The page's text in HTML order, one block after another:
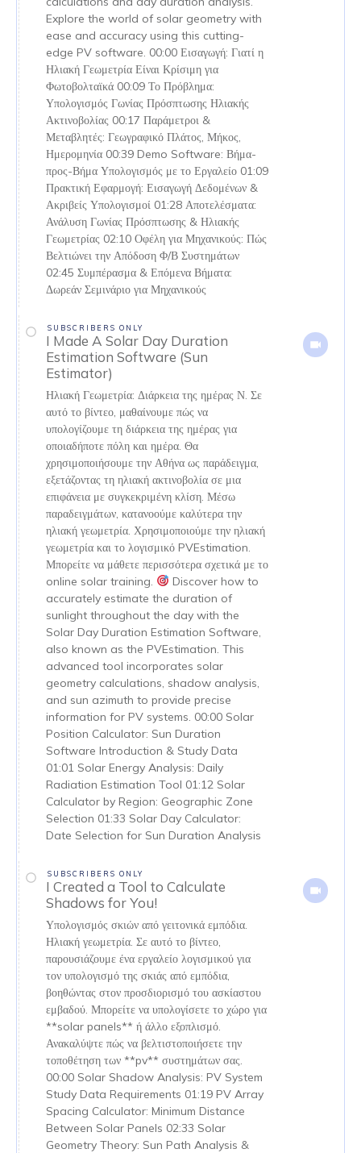
Explore the world of solar geometry with
ease and accuracy using this cutting-
edge PV software. 00:00 Εισαγωγή: Γιατί η
Ηλιακή Γεωμετρία Είναι Κρίσιμη για
Φωτοβολταϊκά 00:09 Το Πρόβλημα:
Υπολογισμός Γωνίας Πρόσπτωσης Ηλιακής
Ακτινοβολίας 00:17 Παράμετροι &
Μεταβλητές: Γεωγραφικό Πλάτος, Μήκος,
Ημερομηνία 00:39 Demo Software: Βήμα-
προς-Βήμα Υπολογισμός με το Εργαλείο 01:09
Πρακτική Εφαρμογή: Εισαγωγή Δεδομένων &
Ακριβείς Υπολογισμοί 01:28 Αποτελέσματα:
Ανάλυση Γωνίας Πρόσπτωσης & Ηλιακής
Γεωμετρίας 02:10 Οφέλη για Μηχανικούς: Πώς
Βελτιώνει την Απόδοση Φ/Β Συστημάτων
02:45 Συμπέρασμα & Επόμενα Βήματα:
Δωρεάν Σεμινάριο για Μηχανικούς
SUBSCRIBERS ONLY
I Made A Solar Day Duration
Estimation Software (Sun
Estimator)
Ηλιακή Γεωμετρία: Διάρκεια της ημέρας Ν. Σε
αυτό το βίντεο, μαθαίνουμε πώς να
υπολογίζουμε τη διάρκεια της ημέρας για
οποιαδήποτε πόλη και ημέρα. Θα
χρησιμοποιήσουμε την Αθήνα ως παράδειγμα,
εξετάζοντας τη ηλιακή ακτινοβολία σε μια
επιφάνεια με συγκεκριμένη κλίση. Μέσω
παραδειγμάτων, κατανοούμε καλύτερα την
ηλιακή γεωμετρία. Χρησιμοποιούμε την ηλιακή
γεωμετρία και το λογισμικό PVEstimation.
Μπορείτε να μάθετε περισσότερα σχετικά με το
online solar training.
Discover how to
accurately estimate the duration of
sunlight throughout the day with the
Solar Day Duration Estimation Software,
also known as the PVEstimation. This
advanced tool incorporates solar
geometry calculations, shadow analysis,
and sun azimuth to provide precise
information for PV systems. 00:00 Solar
Position Calculator: Sun Duration
Software Introduction & Study Data
01:01 Solar Energy Analysis: Daily
Radiation Estimation Tool 01:12 Solar
Calculator by Region: Geographic Zone
Selection 01:33 Solar Day Calculator:
Date Selection for Sun Duration Analysis
SUBSCRIBERS ONLY
I Created a Tool to Calculate
Shadows for You!
Υπολογισμός σκιών από γειτονικά εμπόδια.
Ηλιακή γεωμετρία. Σε αυτό το βίντεο,
παρουσιάζουμε ένα εργαλείο λογισμικού για
τον υπολογισμό της σκιάς από εμπόδια,
βοηθώντας στον προσδιορισμό του ασκίαστου
εμβαδού. Μπορείτε να υπολογίσετε το χώρο για
**solar panels** ή άλλο εξοπλισμό.
Ανακαλύψτε πώς να βελτιστοποιήσετε την
τοποθέτηση των **pv** συστημάτων σας.
00:00 Solar Shadow Analysis: PV System
Study Data Requirements 01:19 PV Array
Spacing Calculator: Minimum Distance
Between Solar Panels 02:33 Solar
Geometry Theory: Sun Path Analysis &